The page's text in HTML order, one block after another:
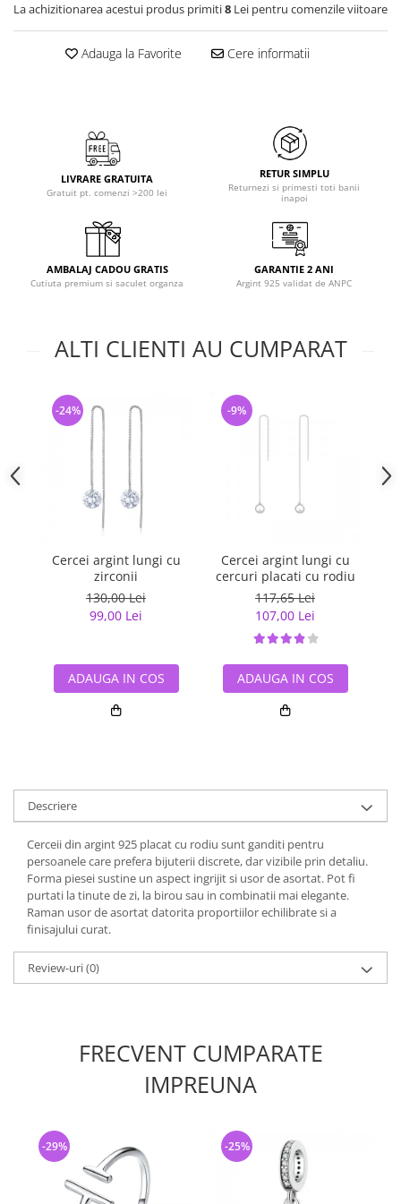
La achizitionarea acestui produs primiti8 Lei pentru comenzile viitoare
Adauga la Favorite Cere informatii
LIVRARE GRATUITA
Gratuit pt. comenzi >200 lei
RETUR SIMPLU
Returnezi si primesti toti banii
inapoi
AMBALAJ CADOU GRATIS
Cutiuta premium si saculet organza
GARANTIE 2 ANI
Argint 925 validat de ANPC
ALTI CLIENTI AU CUMPARAT
Cercei argint lungi cu
zirconii
130,00 Lei
99,00 Lei
-24%
ADAUGA IN COS
Cercei argint lungi cu
cercuri placati cu rodiu
117,65 Lei
107,00 Lei
-9%
ADAUGA IN COS
Descriere
Cerceii din argint 925 placat cu rodiu sunt ganditi pentru
persoanele care prefera bijuterii discrete, dar vizibile prin detaliu.
Forma piesei sustine un aspect ingrijit si usor de asortat. Pot fi
purtati la tinute de zi, la birou sau in combinatii mai elegante.
Raman usor de asortat datorita proportiilor echilibrate si a
finisajului curat.
Review-uri(0)
FRECVENT CUMPARATE
IMPREUNA
-29% -25%